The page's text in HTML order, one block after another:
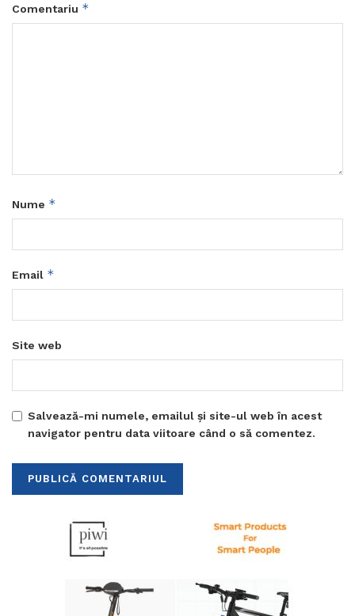
Comentariu *
Nume *
Email *
Site web
Salvează-mi numele, emailul și site-ul web în acest
navigator pentru data viitoare când o să comentez.